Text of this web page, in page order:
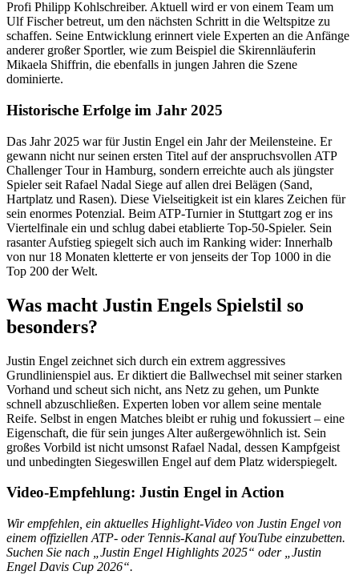
Profi Philipp Kohlschreiber. Aktuell wird er von einem Team um
Ulf Fischer betreut, um den nächsten Schritt in die Weltspitze zu
schaffen. Seine Entwicklung erinnert viele Experten an die Anfänge
anderer großer Sportler, wie zum Beispiel die Skirennläuferin
Mikaela Shiffrin, die ebenfalls in jungen Jahren die Szene
dominierte.
Historische Erfolge im Jahr 2025
Das Jahr 2025 war für Justin Engel ein Jahr der Meilensteine. Er
gewann nicht nur seinen ersten Titel auf der anspruchsvollen ATP
Challenger Tour in Hamburg, sondern erreichte auch als jüngster
Spieler seit Rafael Nadal Siege auf allen drei Belägen (Sand,
Hartplatz und Rasen). Diese Vielseitigkeit ist ein klares Zeichen für
sein enormes Potenzial. Beim ATP-Turnier in Stuttgart zog er ins
Viertelfinale ein und schlug dabei etablierte Top-50-Spieler. Sein
rasanter Aufstieg spiegelt sich auch im Ranking wider: Innerhalb
von nur 18 Monaten kletterte er von jenseits der Top 1000 in die
Top 200 der Welt.
Was macht Justin Engels Spielstil so
besonders?
Justin Engel zeichnet sich durch ein extrem aggressives
Grundlinienspiel aus. Er diktiert die Ballwechsel mit seiner starken
Vorhand und scheut sich nicht, ans Netz zu gehen, um Punkte
schnell abzuschließen. Experten loben vor allem seine mentale
Reife. Selbst in engen Matches bleibt er ruhig und fokussiert – eine
Eigenschaft, die für sein junges Alter außergewöhnlich ist. Sein
großes Vorbild ist nicht umsonst Rafael Nadal, dessen Kampfgeist
und unbedingten Siegeswillen Engel auf dem Platz widerspiegelt.
Video-Empfehlung: Justin Engel in Action
Wir empfehlen, ein aktuelles Highlight-Video von Justin Engel von
einem offiziellen ATP- oder Tennis-Kanal auf YouTube einzubetten.
Suchen Sie nach „Justin Engel Highlights 2025“ oder „Justin
Engel Davis Cup 2026“.